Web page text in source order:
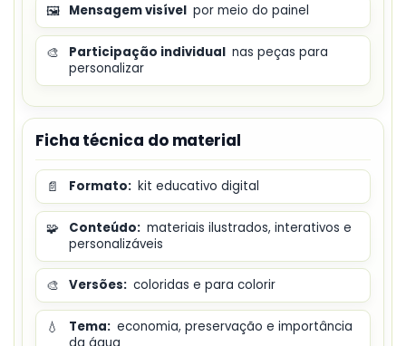
🖼️ Mensagem visível por meio do painel
🎨 Participação individual nas peças para
personalizar
Ficha técnica do material
📄 Formato: kit educativo digital
🧩 Conteúdo: materiais ilustrados, interativos e
personalizáveis
🎨 Versões: coloridas e para colorir
💧 Tema: economia, preservação e importância